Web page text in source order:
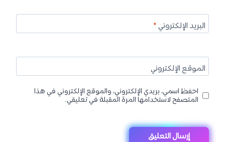
البريد الإلكتروني*
الموقع الإلكتروني
احفظ اسمي، بريدي الإلكتروني، والموقع الإلكتروني في هذا
المتصفح لاستخدامها المرة المقبلة في تعليقي.